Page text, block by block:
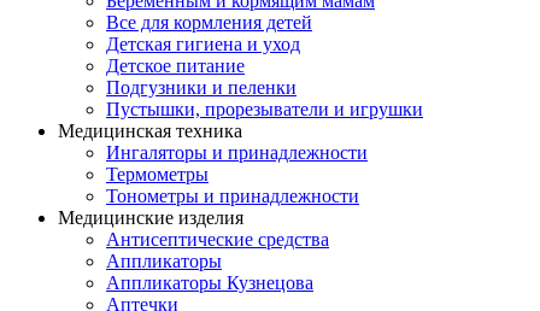
Все для кормления детей
Детская гигиена и уход
Детское питание
Подгузники и пеленки
Пустышки, прорезыватели и игрушки
Медицинская техника
Ингаляторы и принадлежности
Термометры
Тонометры и принадлежности
Медицинские изделия
Антисептические средства
Аппликаторы
Аппликаторы Кузнецова
Аптечки